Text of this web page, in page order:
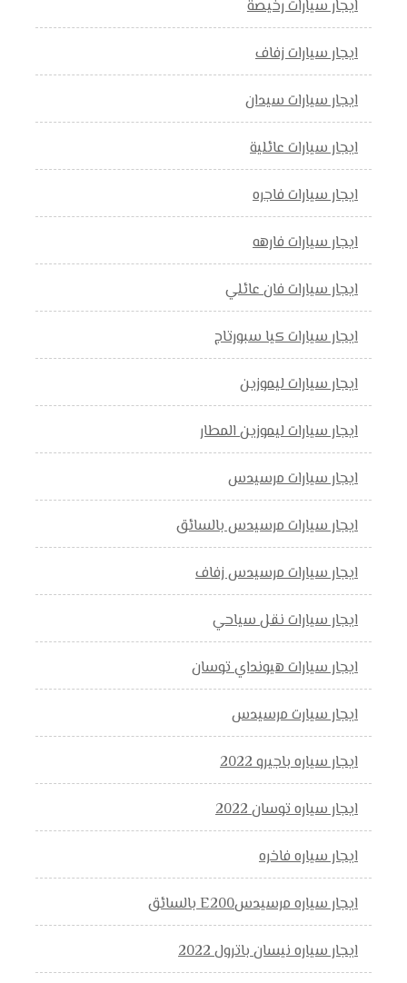
ايجار سيارات رخيصة
ايجار سيارات زفاف
ايجار سيارات سيدان
ايجار سيارات عائلية
ايجار سيارات فاجره
ايجار سيارات فارهه
ايجار سيارات فان عائلي
ايجار سيارات كيا سبورتاج
ايجار سيارات ليموزين
ايجار سيارات ليموزين المطار
ايجار سيارات مرسيدس
ايجار سيارات مرسيدس بالسائق
ايجار سيارات مرسيدس زفاف
ايجار سيارات نقل سياحي
ايجار سيارات هيونداي توسان
ايجار سيارت مرسيدس
ايجار سياره باجيرو 2022
ايجار سياره توسان 2022
ايجار سياره فاخره
ايجار سياره مرسيدسE200 بالسائق
ايجار سياره نيسان باترول 2022